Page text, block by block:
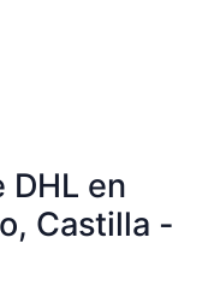
DHL en
Castilla -